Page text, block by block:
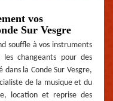
vos
Sur Vesgre
souffle à vos instruments
changeants pour des
la Conde Sur Vesgre,
de la musique et du
location et reprise des